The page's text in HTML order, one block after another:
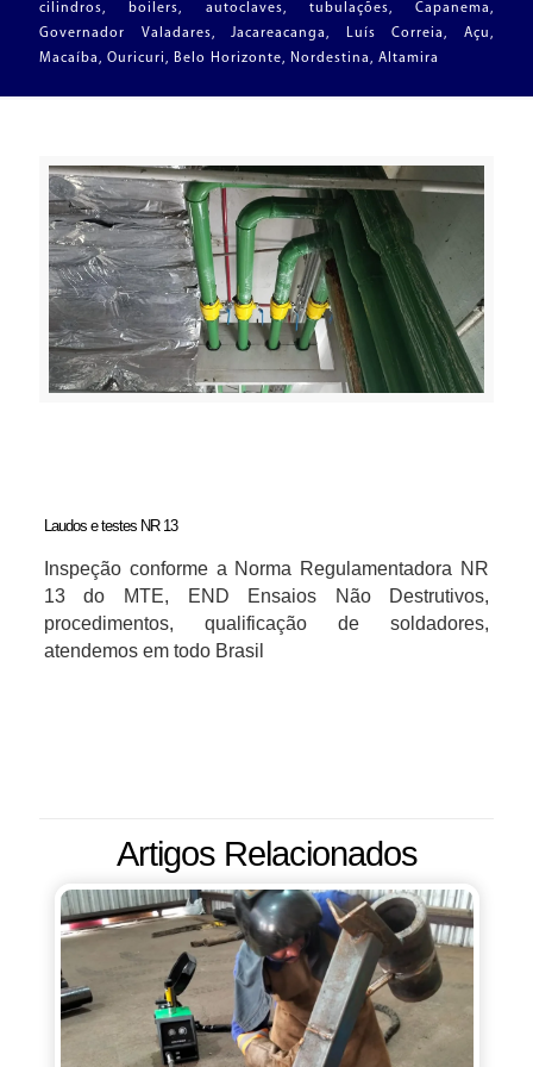
cilindros, boilers, autoclaves, tubulações, Capanema,
Governador Valadares, Jacareacanga, Luís Correia, Açu,
Macaíba, Ouricuri, Belo Horizonte, Nordestina, Altamira
Laudos e testes NR 13
Inspeção conforme a Norma Regulamentadora NR
13 do MTE, END Ensaios Não Destrutivos,
procedimentos, qualificação de soldadores,
atendemos em todo Brasil
Artigos Relacionados